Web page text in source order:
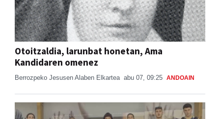
Otoitzaldia, larunbat honetan, Ama
Kandidaren omenez
Berrozpeko Jesusen Alaben Elkartea abu 07, 09:25 ANDOAIN